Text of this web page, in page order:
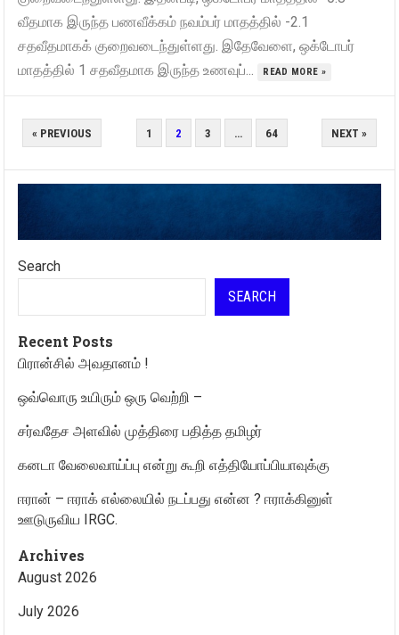
வீதமாக இருந்த பணவீக்கம் நவம்பர் மாதத்தில் -2.1
சதவீதமாகக் குறைவடைந்துள்ளது. இதேவேளை, ஒக்டோபர்
மாதத்தில் 1 சதவீதமாக இருந்த உணவுப்...
READ MORE »
POSTS
« PREVIOUS 1 2 3 … 64 NEXT »
Search
SEARCH
Recent Posts
பிரான்சில் அவதானம் !
ஒவ்வொரு உயிரும் ஒரு வெற்றி –
சர்வதேச அளவில் முத்திரை பதித்த தமிழர்
கனடா வேலைவாய்ப்பு என்று கூறி எத்தியோப்பியாவுக்கு
ஈரான் – ஈராக் எல்லையில் நடப்பது என்ன ? ஈராக்கினுள்
ஊடுருவிய IRGC.
Archives
August 2026
July 2026